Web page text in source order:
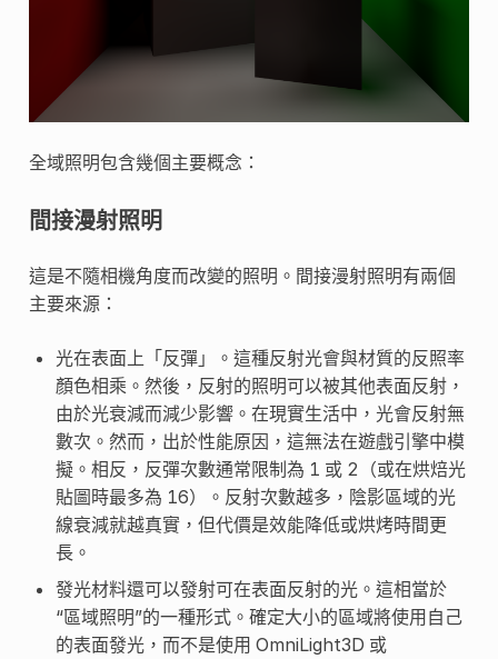
全域照明包含幾個主要概念：
間接漫射照明
這是不隨相機角度而改變的照明。間接漫射照明有兩個
主要來源：
光在表面上「反彈」。這種反射光會與材質的反照率
顏色相乘。然後，反射的照明可以被其他表面反射，
由於光衰減而減少影響。在現實生活中，光會反射無
數次。然而，出於性能原因，這無法在遊戲引擎中模
擬。相反，反彈次數通常限制為 1 或 2（或在烘焙光
貼圖時最多為 16）。反射次數越多，陰影區域的光
線衰減就越真實，但代價是效能降低或烘烤時間更
長。
發光材料還可以發射可在表面反射的光。這相當於
“區域照明”的一種形式。確定大小的區域將使用自己
的表面發光，而不是使用 OmniLight3D 或